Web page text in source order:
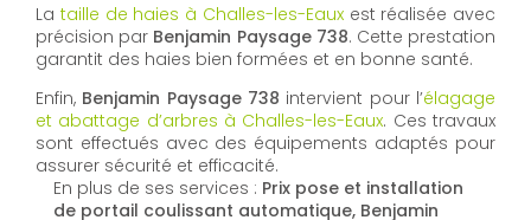
La taille de haies à Challes-les-Eauxest réalisée avec
précision par Benjamin Paysage 738. Cette prestation
garantit des haies bien formées et en bonne santé.
Enfin, Benjamin Paysage 738 intervient pour l’élagage
et abattage d’arbres à Challes-les-Eaux. Ces travaux
sont effectués avec des équipements adaptés pour
assurer sécurité et efficacité.
En plus de ses services : Prix pose et installation
de portail coulissant automatique, Benjamin